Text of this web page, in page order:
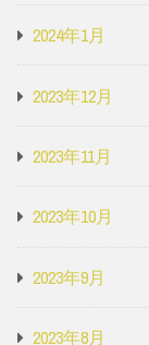
2024年1月
2023年12月
2023年11月
2023年10月
2023年9月
2023年8月